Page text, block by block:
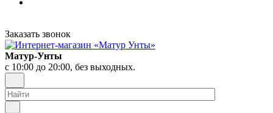
Заказать звонок
Матур-Унты
с 10:00 до 20:00, без выходных.